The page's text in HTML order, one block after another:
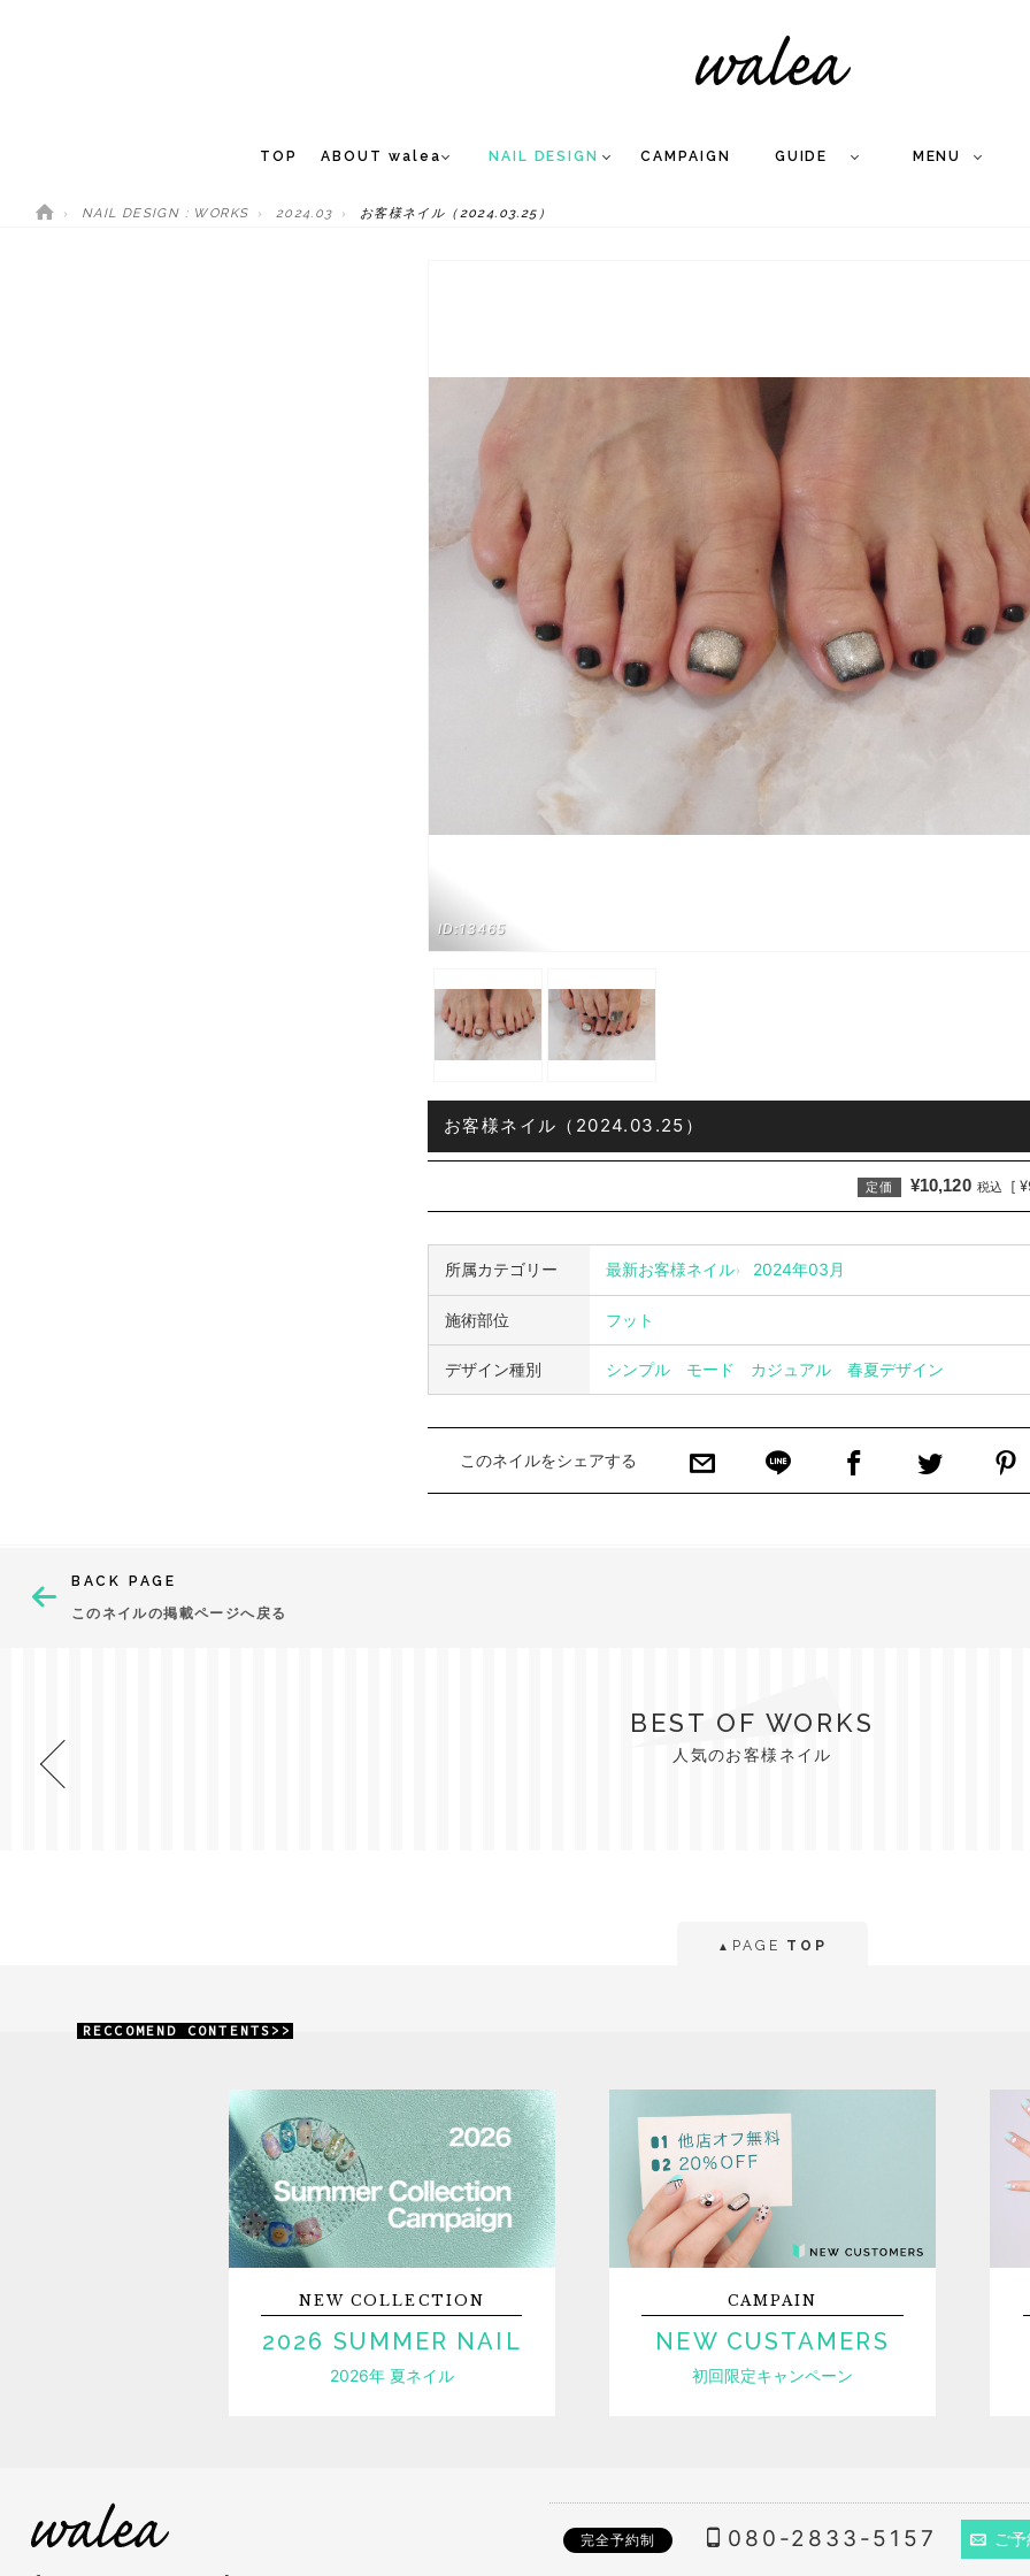
TOP ABOUT walea NAIL DESIGN CAMPAIGN GUIDE MENU
NAIL DESIGN : WORKS 2024.03 お客様ネイル（2024.03.25）
ID:13465
お客様ネイル（2024.03.25）
定価 ¥10,120 税込 [
所属カテゴリー 最新お客様ネイル 2024年03月
施術部位 フット
デザイン種別 シンプル モード カジュアル 春夏デザイン
このネイルをシェアする
BACK PAGE
このネイルの掲載ページへ戻る
BEST OF WORKS
人気のお客様ネイル
▲ PAGE TOP
RECCOMEND CONTENTS>>
NEWCOLLECTION
2026 SUMMER NAIL
2026年 夏ネイル
CAMPAIN
NEW CUSTAMERS
初回限定キャンペーン
完全予約制 080-2833-5157 ご